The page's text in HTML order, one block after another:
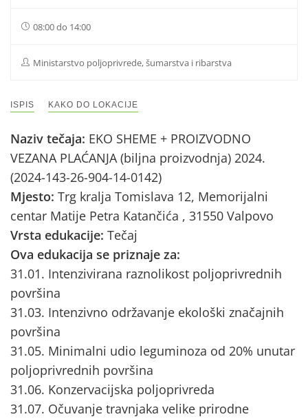
08:00 do 14:00
Ministarstvo poljoprivrede, šumarstva i ribarstva
ISPIS KAKO DO LOKACIJE
Naziv tečaja: EKO SHEME + PROIZVODNO
VEZANA PLAĆANJA (biljna proizvodnja) 2024.
(2024-143-26-904-14-0142)
Mjesto: Trg kralja Tomislava 12, Memorijalni
centar Matije Petra Katančića , 31550 Valpovo
Vrsta edukacije: Tečaj
Ova edukacija se priznaje za:
31.01. Intenzivirana raznolikost poljoprivrednih
površina
31.03. Intenzivno održavanje ekološki značajnih
površina
31.05. Minimalni udio leguminoza od 20% unutar
poljoprivrednih površina
31.06. Konzervacijska poljoprivreda
31.07. Očuvanje travnjaka velike prirodne